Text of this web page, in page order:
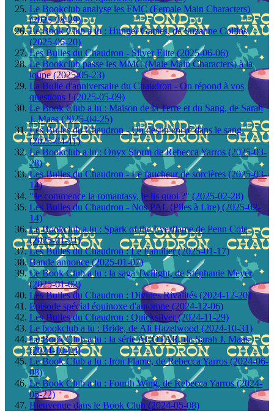
Le Bookclub analyse les FMC (Female Main Characters)
(2025-08-29)
Le Book Club a lu : Hunger Games, de Suzanne Collins
(2025-06-20)
Les Bulles du Chaudron - Silver Elite (2025-06-06)
Le Bookclub passe les MMC (Male Main Characters) à la
loupe (2025-05-23)
La Bulle d'anniversaire du Chaudron - On répond à vos
questions ! (2025-05-09)
Le Book Club a lu : Maison de la Terre et du Sang, de Sarah
J. Maas (2025-04-25)
Les Bulles du Chaudron - Un destin encré dans le sang
(2025-04-11)
Le Bookclub a lu : Onyx Storm de Rebecca Yarros (2025-03-
28)
Les Bulles du Chaudron - Le faucheur de sorcières (2025-03-
14)
"Je commence la romantasy, je lis quoi ?" (2025-02-28)
Les Bulles du Chaudron - Nos PAL (Piles à Lire) (2025-02-
14)
Le Bookclub a lu : Spark of the Everflame de Penn Cole
(2025-01-31)
Les Bulles du Chaudron : Le Familier (2025-01-17)
Bande annonce (2025-01-07)
Le Book Club a lu : la saga Twilight, de Stéphanie Meyer
(2025-01-02)
Les Bulles du Chaudron : Divines Rivalités (2024-12-20)
Episode spécial équinoxe d'automne (2024-12-06)
Les Bulles du Chaudron : Quicksilver (2024-11-29)
Le bookclub a lu : Bride, de Ali Hazelwood (2024-10-31)
Le Book Club a lu : la série ACOTAR, de Sarah J. Maas
(2024-10-04)
Le Book Club a lu : Iron Flame, de Rebecca Yarros (2024-06-
08)
Le Book Club a lu : Fourth Wing, de Rebecca Yarros (2024-
05-22)
Bienvenue dans le Book Club (2024-05-08)